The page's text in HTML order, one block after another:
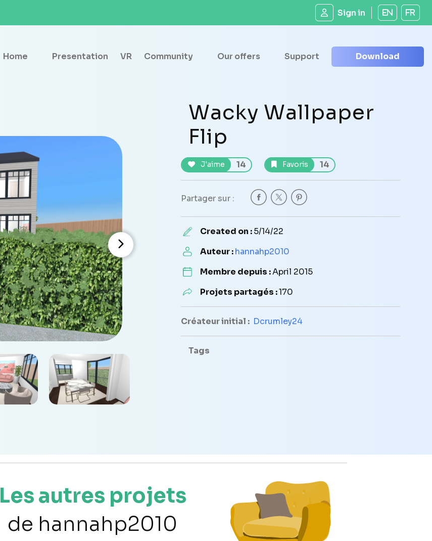
Sign in EN FR
Home Presentation VR Community Our offers Support Download
Wacky Wallpaper
Flip
J'aime 14 Favoris 14
Partager sur :
Created on :5/14/22
Auteur :hannahp2010
Membre depuis :April 2015
Projets partagés :170
Créateur initial : Dcrumley24
Tags
Les autres projets
de hannahp2010